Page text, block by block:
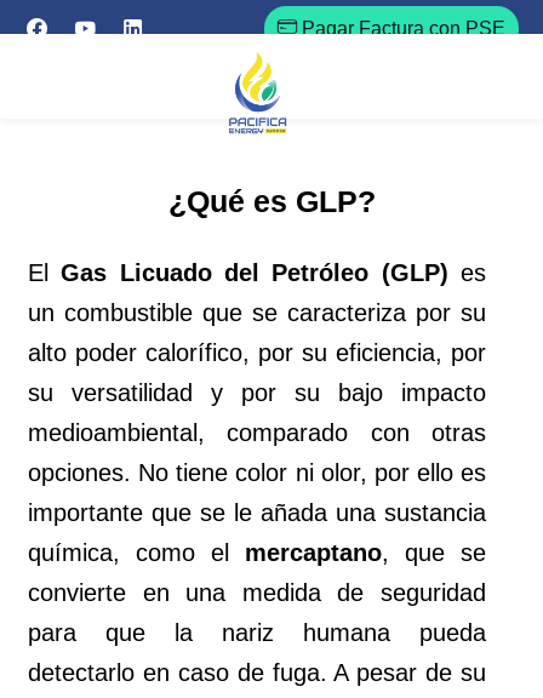
Pagar Factura con PSE
¿Qué es GLP?
ElGas Licuado del Petróleo (GLP) es
un combustible que se caracteriza por su
alto poder calorífico, por su eficiencia, por
su versatilidad y por su bajo impacto
medioambiental, comparado con otras
opciones. No tiene color ni olor, por ello es
importante que se le añada una sustancia
química, como el mercaptano, que se
convierte en una medida de seguridad
para que la nariz humana pueda
detectarlo en caso de fuga. A pesar de su